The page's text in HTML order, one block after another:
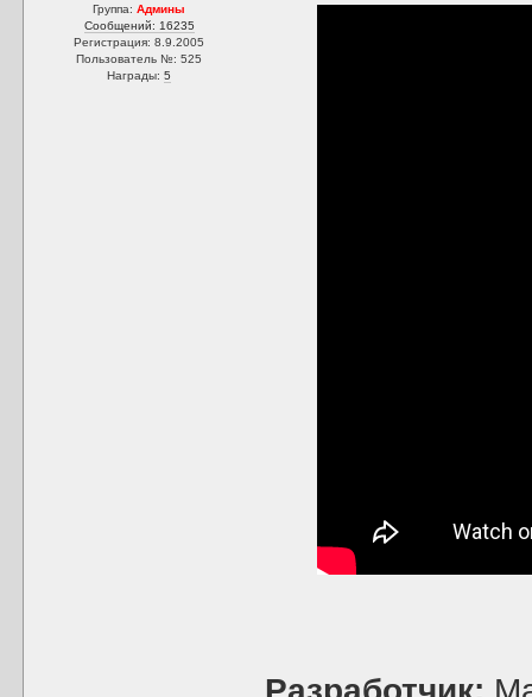
Группа:Админы
Сообщений: 16235
Регистрация: 8.9.2005
Пользователь №: 525
Награды:5